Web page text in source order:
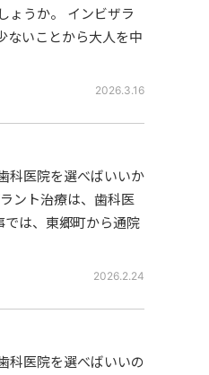
ょうか。 インビザラ
ないことから大人を中
2026.3.16
科医院を選べばいいか
ント治療は、歯科医
は、東郷町から通院
2026.2.24
科医院を選べばいいの